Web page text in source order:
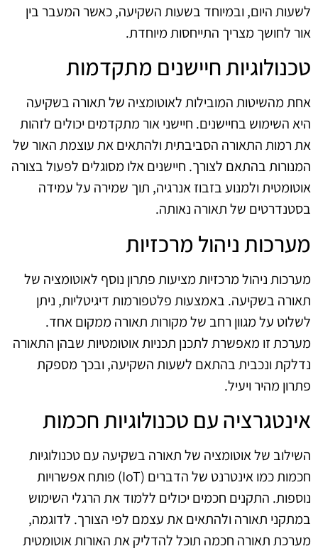
לשעות היום, ובמיוחד בשעות השקיעה, כאשר המעבר בין
אור לחושך מצריך התייחסות מיוחדת.
טכנולוגיות חיישנים מתקדמות
אחת מהשיטות המובילות לאוטומציה של תאורה בשקיעה
היא השימוש בחיישנים. חיישני אור מתקדמים יכולים לזהות
את רמות התאורה הסביבתית ולהתאים את עוצמת האור של
המנורות בהתאם לצורך. חיישנים אלו מסוגלים לפעול בצורה
אוטומטית ולמנוע בזבוז אנרגיה, תוך שמירה על עמידה
בסטנדרטים של תאורה נאותה.
מערכות ניהול מרכזיות
מערכות ניהול מרכזיות מציעות פתרון נוסף לאוטומציה של
תאורה בשקיעה. באמצעות פלטפורמות דיגיטליות, ניתן
לשלוט על מגוון רחב של מקורות תאורה ממקום אחד.
מערכת זו מאפשרת לתכנן תכניות אוטומטיות שבהן התאורה
נדלקת ונכבית בהתאם לשעות השקיעה, ובכך מספקת
פתרון מהיר ויעיל.
אינטגרציה עם טכנולוגיות חכמות
השילוב של אוטומציה של תאורה בשקיעה עם טכנולוגיות
חכמות כמו אינטרנט של הדברים (IoT) פותח אפשרויות
נוספות. התקנים חכמים יכולים ללמוד את הרגלי השימוש
במתקני תאורה ולהתאים את עצמם לפי הצורך. לדוגמה,
מערכת תאורה חכמה תוכל להדליק את האורות אוטומטית